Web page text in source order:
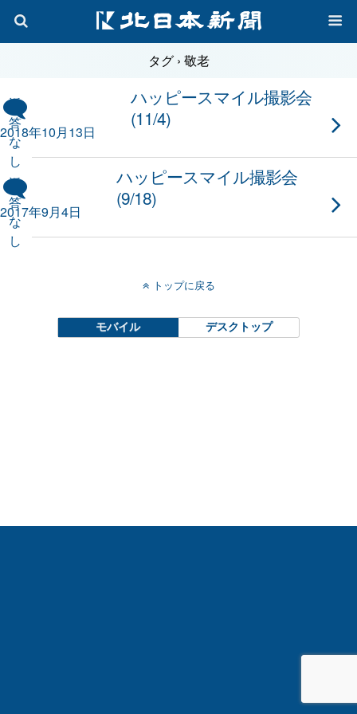
タグ › 敬老
2018年10月13日
ハッピースマイル撮影会
(11/4)
返
答
な
し
2017年9月4日
ハッピースマイル撮影会
(9/18)
返
答
な
し
トップに戻る
モバイル デスクトップ